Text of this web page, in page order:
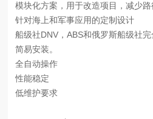
模块化方案，用于改造项目，减少路
针对海上和军事应用的定制设计
船级社DNV，ABS和俄罗斯船级社完
简易安装。
全自动操作
性能稳定
低维护要求